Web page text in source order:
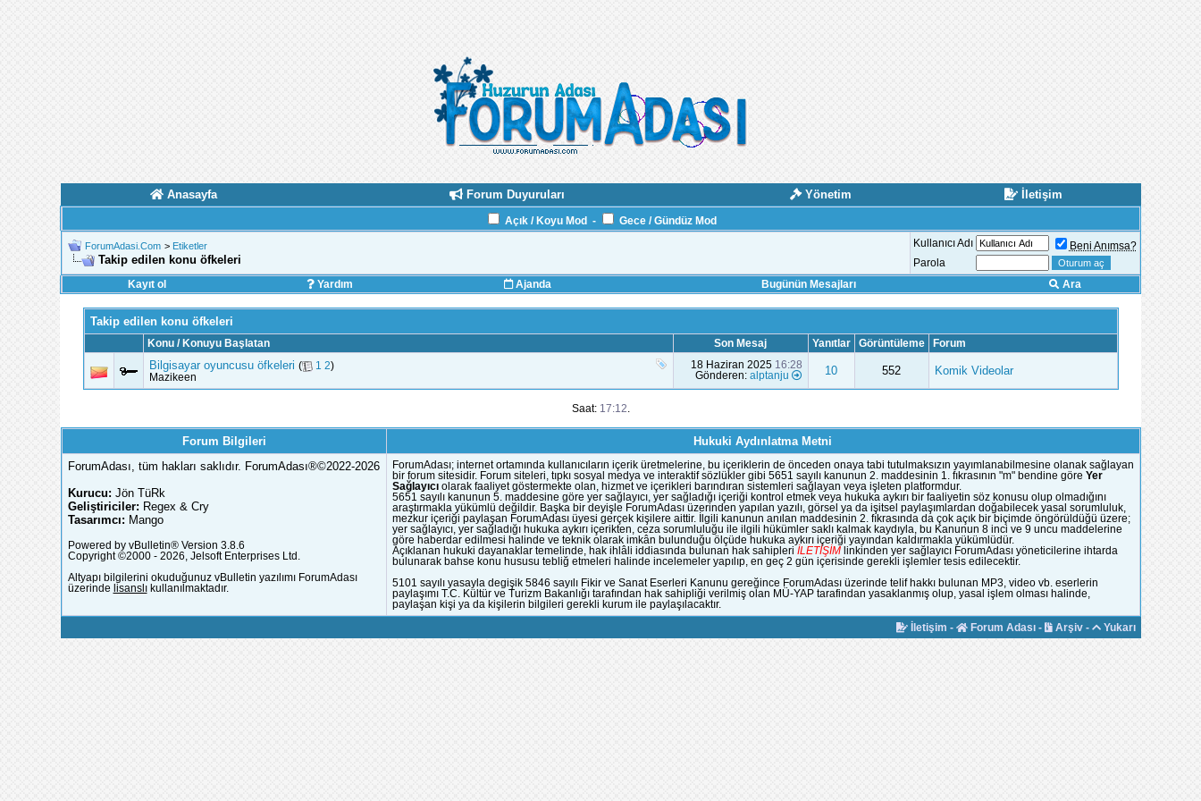
Anasayfa Forum Duyuruları Yönetim İletişim
Açık / Koyu Mod - Gece / Gündüz Mod
ForumAdasi.Com > Etiketler
Takip edilen konu öfkeleri
Kullanıcı Adı
Beni Anımsa?
Parola
Kayıt ol
Yardım Ajanda Bugünün Mesajları Ara
Takip edilen konu öfkeleri
Konu / Konuyu Başlatan Son Mesaj Yanıtlar Görüntüleme Forum
Bilgisayar oyuncusu öfkeleri ( 1 2)
Mazikeen
18 Haziran 2025 16:28
Gönderen: alptanju 10 552 Komik Videolar
Saat: 17:12
Forum Bilgileri
Hukuki Aydınlatma Metni
ForumAdası, tüm hakları saklıdır. ForumAdası®©2022-2026
Kurucu: Jön TüRk
Geliştiriciler: Regex & Cry
Tasarımcı: Mango
Powered by vBulletin® Version 3.8.6
Copyright ©2000 - 2026, Jelsoft Enterprises Ltd.
Altyapı bilgilerini okuduğunuz vBulletin yazılımı ForumAdası
üzerinde lisanslıkullanılmaktadır.
ForumAdası; internet ortamında kullanıcıların içerik üretmelerine, bu içeriklerin de önceden onaya tabi tutulmaksızın yayımlanabilmesine olanak sağlayan
bir forum sitesidir. Forum siteleri, tıpkı sosyal medya ve interaktif sözlükler gibi 5651 sayılı kanunun 2. maddesinin 1. fıkrasının "m" bendine göre Yer
Sağlayıcıolarak faaliyet göstermekte olan, hizmet ve içerikleri barındıran sistemleri sağlayan veya işleten platformdur.
5651 sayılı kanunun 5. maddesine göre yer sağlayıcı, yer sağladığı içeriği kontrol etmek veya hukuka aykırı bir faaliyetin söz konusu olup olmadığını
araştırmakla yükümlü değildir. Başka bir deyişle ForumAdası üzerinden yapılan yazılı, görsel ya da işitsel paylaşımlardan doğabilecek yasal sorumluluk,
mezkur içeriği paylaşan ForumAdası üyesi gerçek kişilere aittir. İlgili kanunun anılan maddesinin 2. fıkrasında da çok açık bir biçimde öngörüldüğü üzere;
yer sağlayıcı, yer sağladığı hukuka aykırı içerikten, ceza sorumluluğu ile ilgili hükümler saklı kalmak kaydıyla, bu Kanunun 8 inci ve 9 uncu maddelerine
göre haberdar edilmesi halinde ve teknik olarak imkân bulunduğu ölçüde hukuka aykırı içeriği yayından kaldırmakla yükümlüdür.
Açıklanan hukuki dayanaklar temelinde, hak ihlâli iddiasında bulunan hak sahipleri İLETİŞİMlinkinden yer sağlayıcı ForumAdası yöneticilerine ihtarda
bulunarak bahse konu hususu tebliğ etmeleri halinde incelemeler yapılıp, en geç 2 gün içerisinde gerekli işlemler tesis edilecektir.
5101 sayılı yasayla degişik 5846 sayılı Fikir ve Sanat Eserleri Kanunu gereğince ForumAdası üzerinde telif hakkı bulunan MP3, video vb. eserlerin
paylaşımı T.C. Kültür ve Turizm Bakanlığı tarafından hak sahipliği verilmiş olan MÜ-YAP tarafindan yasaklanmış olup, yasal işlem olması halinde,
paylaşan kişi ya da kişilerin bilgileri gerekli kurum ile paylaşılacaktır.
İletişim - Forum Adası- Arşiv- Yukarı